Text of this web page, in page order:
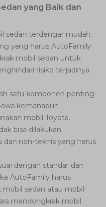
yang Baik dan
sedan terdengar mudah.
yang harus AutoFamily
mobil sedan untuk
risiko terjadinya
satu komponen penting
kemanapun
mobil Toyota.
bisa dilakukan
dan non-teknis yang harus
dengan standar dan
AutoFamily harus
sedan atau mobil
mendongkrak mobil